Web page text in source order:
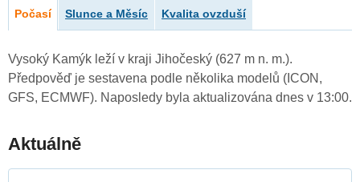
Počasí Slunce a Měsíc Kvalita ovzduší
Vysoký Kamýk leží v kraji Jihočeský (627 m n. m.).
Předpověď je sestavena podle několika modelů (ICON,
GFS, ECMWF). Naposledy byla aktualizována dnes v 13:00.
Aktuálně